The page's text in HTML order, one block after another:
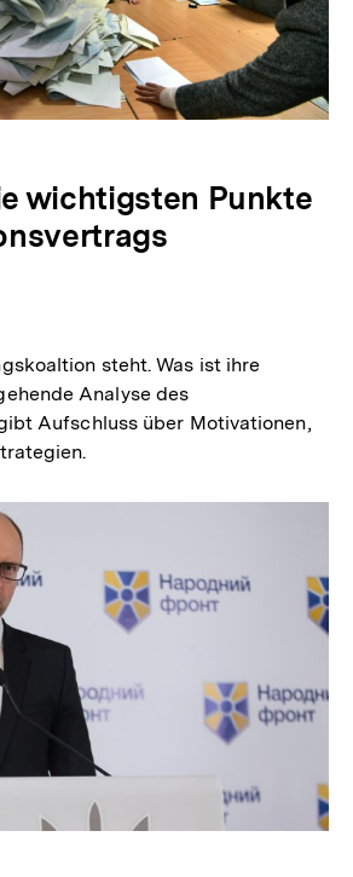
wichtigsten Punkte
steht. Was ist ihre
Analyse des
Aufschluss über Motivationen,